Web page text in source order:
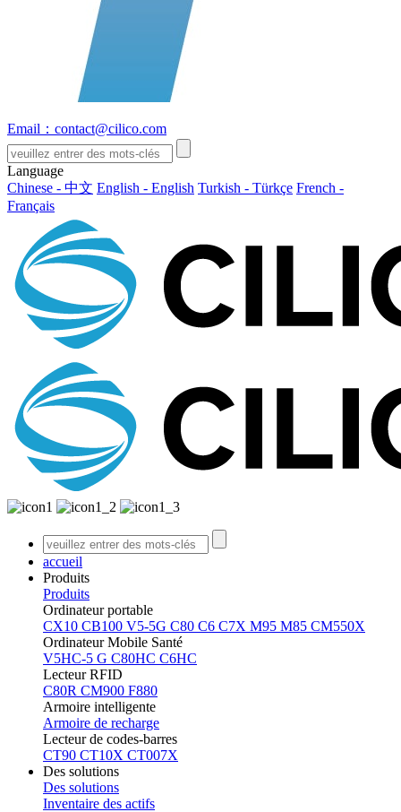
Email：contact@cilico.com
Language
Chinese - 中文 English - English Turkish - Türkçe French -
Français
accueil
Produits
Produits
Ordinateur portable
CX10 CB100 V5-5G C80 C6 C7X M95 M85 CM550X
Ordinateur Mobile Santé
V5HC-5 G C80HC C6HC
Lecteur RFID
C80R CM900 F880
Armoire intelligente
Armoire de recharge
Lecteur de codes-barres
CT90 CT10X CT007X
Des solutions
Des solutions
Inventaire des actifs